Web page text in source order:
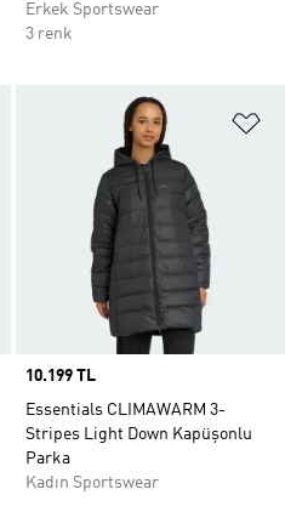
Erkek Sportswear
3 renk
Favori Listesine Ekle
Price
10.199 TL
Essentials CLIMAWARM 3-
Stripes Light Down Kapüşonlu
Parka
Kadın Sportswear